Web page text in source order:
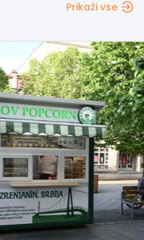
Prikaži vse